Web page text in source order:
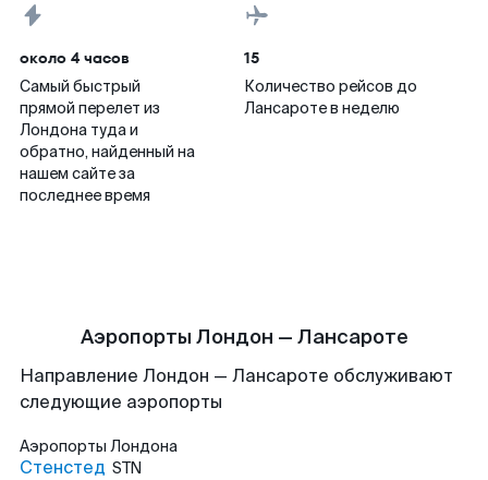
около 4 часов
Самый быстрый
прямой перелет из
Лондона туда и
обратно, найденный на
нашем сайте за
последнее время
15
Количество рейсов до
Лансароте в неделю
Аэропорты Лондон — Лансароте
Направление Лондон — Лансароте обслуживают
следующие аэропорты
Аэропорты Лондона
Стенстед STN